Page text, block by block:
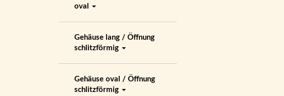
oval
Gehäuse lang / Öffnung
schlitzförmig
Gehäuse oval / Öffnung
schlitzförmig